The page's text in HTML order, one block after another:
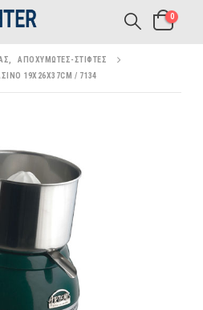
0
ΑΠΟΧΥΜΩΤΈΣ-ΣΤΊΦΤΕΣ
19X26X37CM / 7134